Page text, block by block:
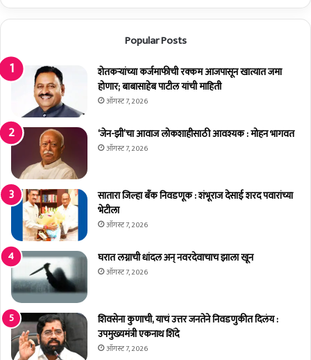
मा
ल्ह्या
त
'
म
कि
न
उ
त्स
दि
व
स
'
सा
ज
रा
क
र
ल
च्या
बा
जा
'
ग
बां
चा
फ्रि
'
दा
ख
ल
;
आ
रो
ग्या
च्या
Popular Posts
शेतकर्‍यांच्या कर्जमाफीची रक्कम आजपासून खात्यात जमा
होणार; बाबासाहेब पाटील यांची माहिती
ऑगस्ट 7, 2026
‘जेन-झी’चा आवाज लोकशाहीसाठी आवश्यक : मोहन भागवत
ऑगस्ट 7, 2026
सातारा जिल्हा बँक निवडणूक : शंभूराज देसाई शरद पवारांच्या
भेटीला
ऑगस्ट 7, 2026
घरात लग्नाची धांदल अन् नवरदेवाचाच झाला खून
ऑगस्ट 7, 2026
शिवसेना कुणाची, याचं उत्तर जनतेने निवडणुकीत दिलंय :
उपमुख्यमंत्री एकनाथ शिंदे
ऑगस्ट 7, 2026